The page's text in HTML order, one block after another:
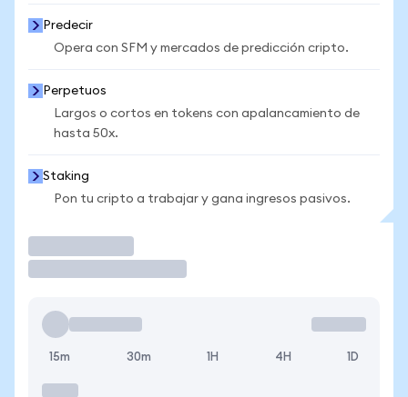
Predecir
Opera con SFM y mercados de predicción cripto.
Perpetuos
Largos o cortos en tokens con apalancamiento de
hasta 50x.
Staking
Pon tu cripto a trabajar y gana ingresos pasivos.
15m 30m 1H 4H 1D